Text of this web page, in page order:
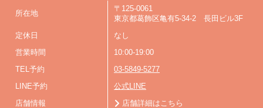
所在地
〒125-0061
東京都葛飾区亀有5-34-2 長田ビル3F
定休日 なし
営業時間 10:00-19:00
TEL予約 03-5849-5277
LINE予約 公式LINE
店舗情報 店舗詳細はこちら